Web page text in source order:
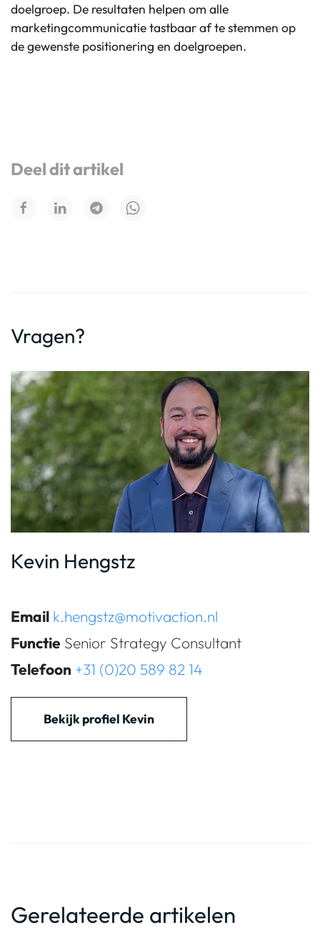
doelgroep. De resultaten helpen om alle
marketingcommunicatie tastbaar af te stemmen op
de gewenste positionering en doelgroepen.
Deel dit artikel
Vragen?
Kevin Hengstz
Email k.hengstz@motivaction.nl
Functie Senior Strategy Consultant
Telefoon +31 (0)20 589 82 14
Bekijk profiel Kevin
Gerelateerde artikelen